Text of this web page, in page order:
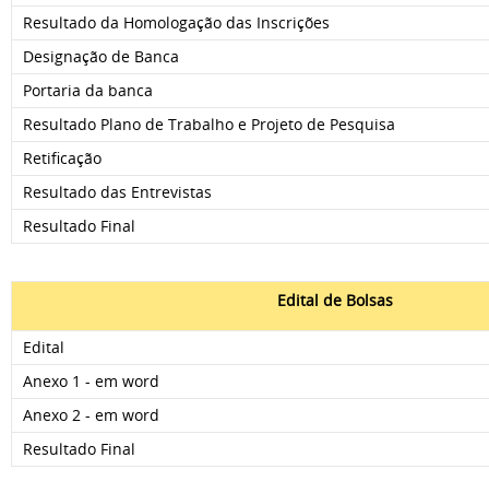
Resultado da Homologação das Inscrições
Designação de Banca
Portaria da banca
Resultado Plano de Trabalho e Projeto de Pesquisa
Retificação
Resultado das Entrevistas
Resultado Final
Edital de Bolsas
Edital
Anexo 1 - em word
Anexo 2 - em word
Resultado Final